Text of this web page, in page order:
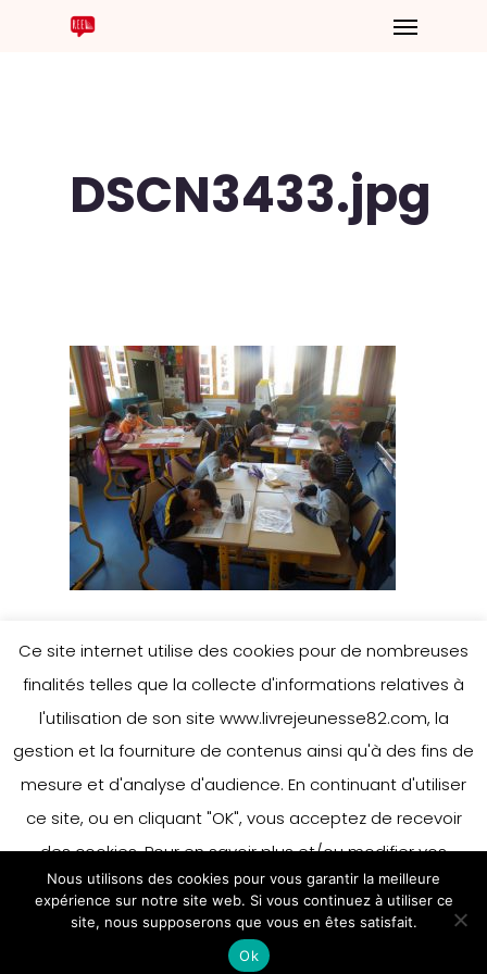
DSCN3433.jpg
Leave a Reply
You must belogged in to post a
comment.
Ce site internet utilise des cookies pour de nombreuses
finalités telles que la collecte d'informations relatives à
l'utilisation de son site www.livrejeunesse82.com, la
gestion et la fourniture de contenus ainsi qu'à des fins de
mesure et d'analyse d'audience. En continuant d'utiliser
ce site, ou en cliquant "OK", vous acceptez de recevoir
des cookies. Pour en savoir plus et/ou modifier vos
préférences en matière de cookies, merci de vous référer
à notre politique sur les cookies.
Accepter
En savoir plus
Nous utilisons des cookies pour vous garantir la meilleure
expérience sur notre site web. Si vous continuez à utiliser ce
site, nous supposerons que vous en êtes satisfait.
Ok